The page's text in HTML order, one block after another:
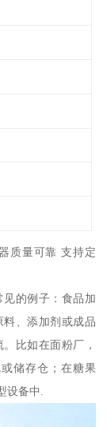
质量可靠 支持定
的例子：食品加
、添加剂或成品
比如在面粉厂，
储存仓；在糖果
设备中.